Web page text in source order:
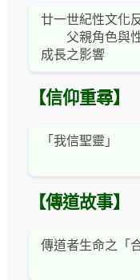
廿一世紀性文化
父親角色與性
成長之影響
【信仰重尋】
「我信聖靈」
【傳道故事】
傳道者生命之「